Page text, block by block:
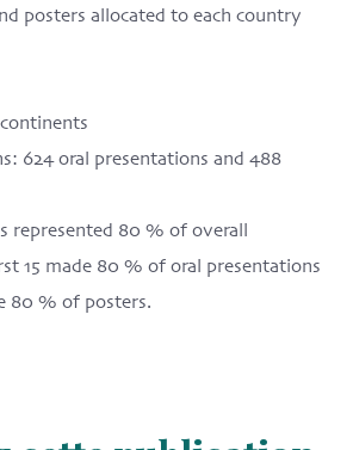
posters allocated to each country
624 oral presentations and 488
represented 80 % of overall
15 made 80 % of oral presentations
80 % of posters.